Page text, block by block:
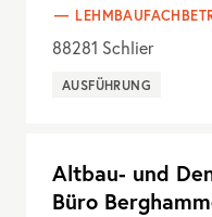
88281 Schlier
AUSFÜHRUNG
Altbau- und
Büro